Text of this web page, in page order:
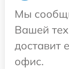
Мы
Вашей
доставит
офис.